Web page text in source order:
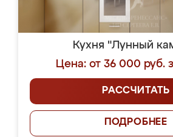
Кухня "Лунный
Цена: от 36 000 руб.
РАССЧИТАТЬ
ПОДРОБНЕЕ